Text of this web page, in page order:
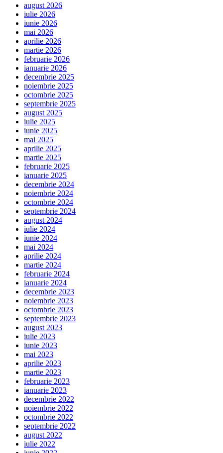
august 2026
iulie 2026
iunie 2026
mai 2026
aprilie 2026
martie 2026
februarie 2026
ianuarie 2026
decembrie 2025
noiembrie 2025
octombrie 2025
septembrie 2025
august 2025
iulie 2025
iunie 2025
mai 2025
aprilie 2025
martie 2025
februarie 2025
ianuarie 2025
decembrie 2024
noiembrie 2024
octombrie 2024
septembrie 2024
august 2024
iulie 2024
iunie 2024
mai 2024
aprilie 2024
martie 2024
februarie 2024
ianuarie 2024
decembrie 2023
noiembrie 2023
octombrie 2023
septembrie 2023
august 2023
iulie 2023
iunie 2023
mai 2023
aprilie 2023
martie 2023
februarie 2023
ianuarie 2023
decembrie 2022
noiembrie 2022
octombrie 2022
septembrie 2022
august 2022
iulie 2022